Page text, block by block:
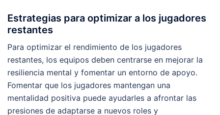
Estrategias para optimizar a los jugadores
restantes
Para optimizar el rendimiento de los jugadores
restantes, los equipos deben centrarse en mejorar la
resiliencia mental y fomentar un entorno de apoyo.
Fomentar que los jugadores mantengan una
mentalidad positiva puede ayudarles a afrontar las
presiones de adaptarse a nuevos roles y